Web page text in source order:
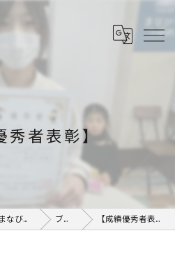
秀者表彰】
鹿児島県鹿児島市の塾ならまなびや つばめ ブログ 【成績優秀者表彰】